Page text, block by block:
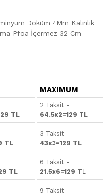
Döküm 4Mm Kalınlık
Pfoa İçermez 32 Cm
TL
TL
TL
MAXIMUM
2 Taksit -
64.5x2=129 TL
3 Taksit -
43x3=129 TL
6 Taksit -
21.5x6=129 TL
9 Taksit -